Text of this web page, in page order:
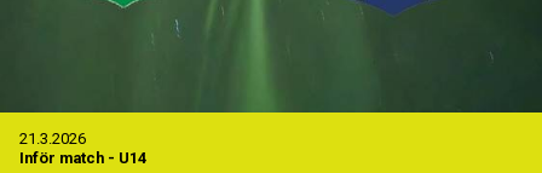
21.3.2026
Inför match - U14